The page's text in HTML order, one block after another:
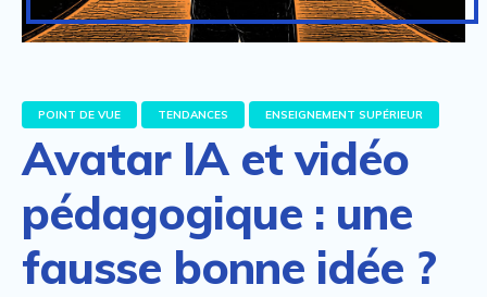
POINT DE VUE TENDANCES ENSEIGNEMENT SUPÉRIEUR
Avatar IA et vidéo
pédagogique : une
fausse bonne idée ?